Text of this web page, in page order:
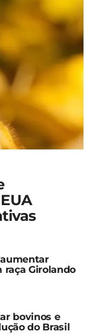
raça Girolando
bovinos e
do Brasil